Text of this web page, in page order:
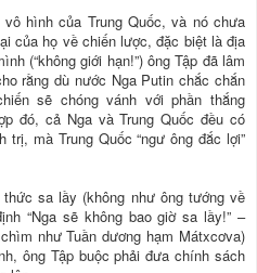
hình của Trung Quốc, và nó chưa
của họ về chiến lược, đặc biệt là địa
(“không giới hạn!”) ông Tập đã lâm
rằng dù nước Nga Putin chắc chắn
sẽ chóng vánh với phần thắng
đó, cả Nga và Trung Quốc đều có
mà Trung Quốc “ngư ông đắc lợi”
sa lầy (không như ông tướng về
“Nga sẽ không bao giờ sa lầy!” –
như Tuần dương hạm Mátxcơva)
ông Tập buộc phải đưa chính sách